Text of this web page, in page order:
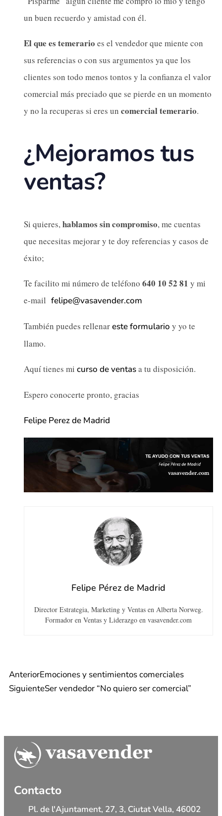
un buen recuerdo y amistad con él.
El que es temerario es el vendedor que miente con
sus referencias o con sus argumentos ya que los
clientes son todo menos tontos y la confianza el valor
comercial más preciado que se pierde en un momento
y no la recuperas si eres un comercial temerario.
¿Mejoramos tus
ventas?
Si quieres,hablamos sin compromiso, me cuentas
que necesitas mejorar y te doy referencias y casos de
éxito;
Te facilito mi número de teléfono 640 10 52 81 y mi
e-mail felipe@vasavender.com
También puedes rellenareste formulario y yo te
llamo.
Aquí tienes mi curso de ventasa tu disposición.
Espero conocerte pronto, gracias
Felipe Perez de Madrid
Felipe Pérez de Madrid
Director Estrategia, Marketing y Ventas en Alberta Norweg.
Formador en Ventas y Liderazgo en vasavender.com
AnteriorEmociones y sentimientos comerciales
SiguienteSer vendedor “No quiero ser comercial”
Contacto
Pl. de l'Ajuntament, 27, 3, Ciutat Vella, 46002